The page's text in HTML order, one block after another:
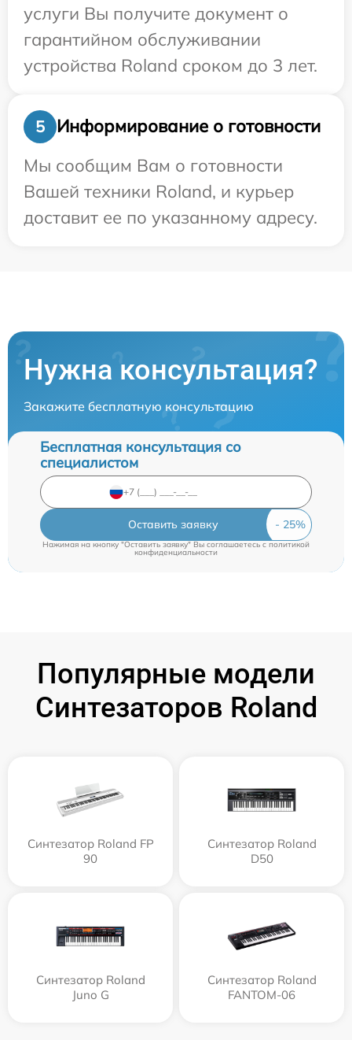
услуги Вы получите документ о
гарантийном обслуживании
устройства Roland сроком до 3 лет.
5
Информирование о готовности
Мы сообщим Вам о готовности
Вашей техники Roland, и курьер
доставит ее по указанному адресу.
Нужна консультация?
Закажите бесплатную консультацию
Бесплатная консультация со
специалистом
Оставить заявку
Нажимая на кнопку "Оставить заявку" Вы соглашаетесь cполитикой
конфиденциальности
Популярные модели
Синтезаторов Roland
Синтезатор Roland FP
90
Синтезатор Roland
D50
Синтезатор Roland
Juno G
Синтезатор Roland
FANTOM-06